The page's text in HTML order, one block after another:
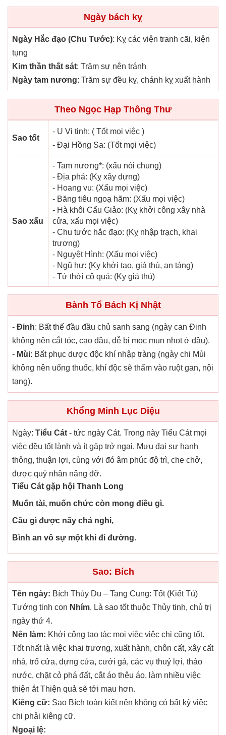
Ngày bách kỵ
Ngày Hắc đạo (Chu Tước): Kỵ các viện tranh cãi, kiện
tụng
Kim thần thất sát: Trăm sự nên tránh
Ngày tam nương: Trăm sự đều kỵ, chánh kỵ xuất hành
Theo Ngọc Hạp Thông Thư
Sao tốt
- U Vi tinh: ( Tốt mọi việc )
- Đại Hồng Sa: (Tốt mọi việc)
Sao xấu
- Tam nương*: (xấu nói chung)
- Địa phá: (Kỵ xây dựng)
- Hoang vu: (Xấu mọi việc)
- Băng tiêu ngoạ hãm: (Xấu mọi việc)
- Hà khôi Cẩu Giảo: (Kỵ khởi công xây nhà
cửa, xấu mọi việc)
- Chu tước hắc đạo: (Kỵ nhập trạch, khai
trương)
- Nguyệt Hình: (Xấu mọi việc)
- Ngũ hư: (Kỵ khởi tạo, giá thú, an táng)
- Tứ thời cô quả: (Kỵ giá thú)
Bành Tổ Bách Kị Nhật
- Đinh: Bất thế đầu đầu chủ sanh sang (ngày can Đinh
không nên cắt tóc, cạo đầu, dễ bị mọc mụn nhọt ở đầu).
- Mùi: Bất phục dược độc khí nhập tràng (ngày chi Mùi
không nên uống thuốc, khí độc sẽ thấm vào ruột gan, nội
tạng).
Khổng Minh Lục Diệu
Ngày: Tiểu Cát - tức ngày Cát. Trong này Tiểu Cát mọi
việc đều tốt lành và ít gặp trở ngại. Mưu đại sự hanh
thông, thuận lợi, cùng với đó âm phúc độ trì, che chở,
được quý nhân nâng đỡ.
Tiểu Cát gặp hội Thanh Long
Muốn tài, muốn chức còn mong điều gì.
Cầu gì được nấy chả nghi,
Bình an vô sự một khi đi đường.
Sao: Bích
Tên ngày: Bích Thủy Du – Tang Cung: Tốt (Kiết Tú)
Tướng tinh con Nhím. Là sao tốt thuộc Thủy tinh, chủ trị
ngày thứ 4.
Nên làm: Khởi công tạo tác mọi việc việc chi cũng tốt.
Tốt nhất là việc khai trương, xuất hành, chôn cất, xây cất
nhà, trổ cửa, dựng cửa, cưới gả, các vụ thuỷ lợi, tháo
nước, chặt cỏ phá đất, cắt áo thêu áo, làm nhiều việc
thiện ắt Thiện quả sẽ tới mau hơn.
Kiêng cữ: Sao Bích toàn kiết nên không có bất kỳ việc
chi phải kiêng cữ.
Ngoại lệ: